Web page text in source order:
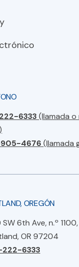
6333(llamada o
4676(llamada
OREGÓN
6th Ave, n.º 1100,
OR 97204
6333